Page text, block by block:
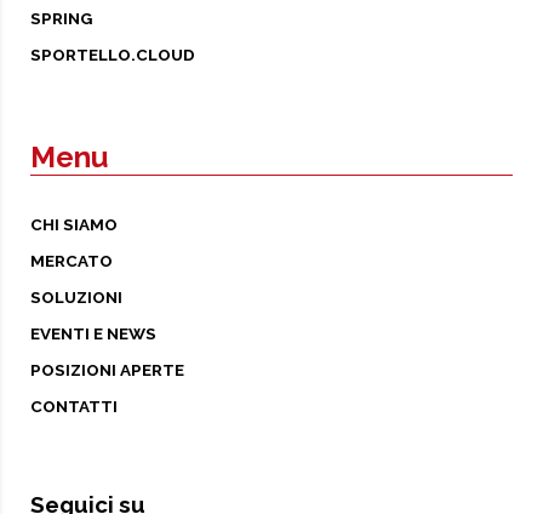
SPRING
SPORTELLO.CLOUD
Menu
CHI SIAMO
MERCATO
SOLUZIONI
EVENTI E NEWS
POSIZIONI APERTE
CONTATTI
Seguici su